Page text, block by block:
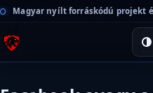
Magyar nyílt forráskódú projekt